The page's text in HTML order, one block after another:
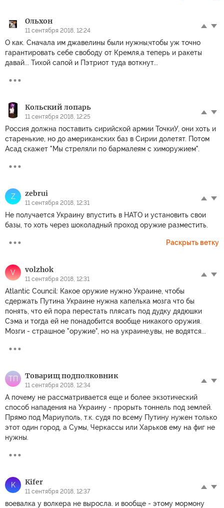
Ольхон
11 сентября 2018, 12:24
О как. Сначала им джавелины были нужны,чтобы уж точно
гарантировать себе свободу от Кремля,а теперь и ракеты
давай... Тихой сапой и Пэтриот туда воткнут...
Кольский лопарь
11 сентября 2018, 12:25
Россия должна поставить сирийской армии ТочкиУ, они хоть и
старенькие, но до американских баз в Сирии долетят. Потом
Асад скажет "Мы стреляли по бармалеям с химоружием".
Z zebrui
11 сентября 2018, 12:31
Не получается Украину впустить в НАТО и установить свои
базы, то хоть через шоколадный проход оружие разместить.
Раскрыть ветку
V volzhok
11 сентября 2018, 12:31
Atlantic Council: Какое оружие нужно Украине, чтобы
сдержать Путина Украине нужна капелька мозга что бы
понять, что ей пора перестать плясать под дудку дядюшки
Сэма и тогда ей не понадобится вообще никакого оружия.
Мозги - страшное "оружие", но на украине,увы, не водятся...
ТП Товарищ подполковник
11 сентября 2018, 12:34
А почему не рассматривается еще и более экзотический
способ нападения на Украину - прорыть тоннель под землей.
Прямо под Мариуполь, т.к. судя по всему Путину нужен только
этот один город, а Сумы, Черкассы или Харьков ему на фиг не
нужны.
K Kifer
11 сентября 2018, 12:37
воевалка у волкера не выросла. и вообще - этому мормону